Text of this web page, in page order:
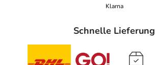
Klarna
Schnelle Lieferung